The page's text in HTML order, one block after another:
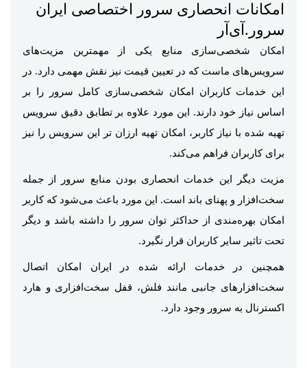
امکانات انحصاری سرور اختصاصی ایران
سرور.آی‌آر
امکان شخصی‌سازی منابع یکی از مهمترین مزیت‌های
سرویس‌های ماست که در تعیین قیمت نیز نقش مهمی دارد. در
این خدمات کاربران امکان شخصی‌سازی کامل سرور را بر
اساس نیاز خود دارند. این مورد علاوه بر تطابق دقیق سرویس
تهیه شده با نیاز کاربر، امکان تهیه ارزان تر این سرویس را نیز
برای کاربران فراهم می‌کند.
مزیت دیگر این خدمات انحصاری بودن منابع سرور از جمله
سخت‌افزار و پهنای باند است. این مورد باعث می‌شود که کاربر
امکان بهره‌مندی از حداکثر توان سرور را داشته باشد و دیگر
تحت تاثیر سایر کاربران قرار نگیرد.
همچنین در خدمات ارائه شده در ایران امکان اتصال
سخت‌افزارهای جانبی مانند فلش، قفل سخت‌افزاری و هارد
اکسترنال به سرور وجود دارد.